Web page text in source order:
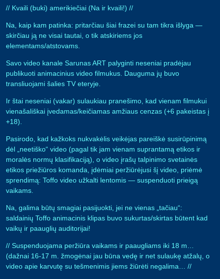
// Kvaili (buki) amerikiečiai (Na ir kvaili!) //
Na, kaip kam patinka: pritarčiau šiai frazei su tam tikra išlyga —
skirčiau ją ne visai tautai, o tik atskiriems jos
elementams/atstovams.
Savo video kanale Sarunas ART palyginti neseniai pradėjau
publikuoti animacinius video filmukus. Dauguma jų buvo
transliuojami šalies TV eteryje.
Ir štai neseniai (vakar) sulaukiau pranešimo, kad vienam filmukui
vienašališkai įvedamas/keičiamas amžiaus cenzas (+6 pakeistas į
+18).
Pasirodo, kad kažkoks nukvakėlis veikėjas pareiškė susirūpinimą
dėl „neetiško“ video (pagal tik jam vienam suprantamą etikos ir
moralės normų klasifikaciją), o video įrašų talpinimo svetainės
etikos priežiūros komanda, įdėmiai peržiūrėjusi šį video, priėmė
sprendimą: Toffo video užkalti lentomis — suspenduoti prieigą
vaikams.
Na, galima būtų smagiai pasijuokti, jei ne vienas „tačiau“:
saldainių Toffo animacinis klipas buvo sukurtas/skirtas būtent kad
vaikų ir paauglių auditorijai!
// Suspenduojama peržiūra vaikams ir paaugliams iki 18 m…
(dažnai 16-17 m. žmogėnai jau būna vedę ir net sulaukę atžalų, o
video apie karvutę su tešmenimis jiems žiūrėti negalima… //